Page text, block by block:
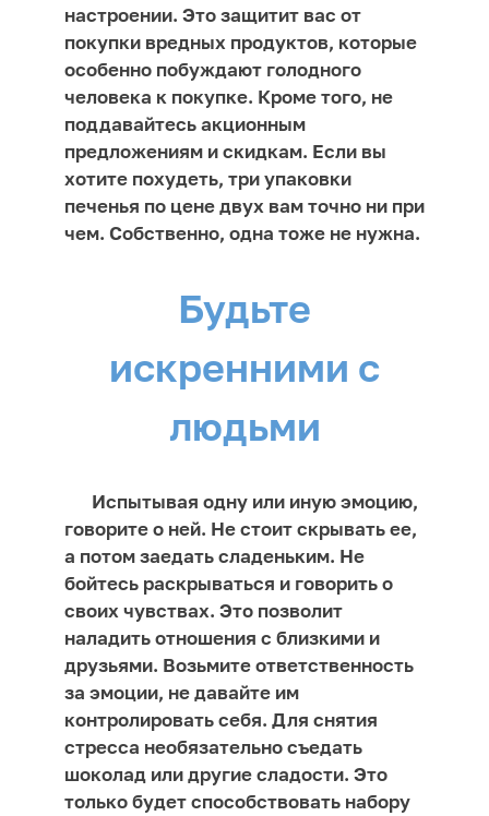
настроении. Это защитит вас от
покупки вредных продуктов, которые
особенно побуждают голодного
человека к покупке. Кроме того, не
поддавайтесь акционным
предложениям и скидкам. Если вы
хотите похудеть, три упаковки
печенья по цене двух вам точно ни при
чем. Собственно, одна тоже не нужна.
Будьте
искренними с
людьми
Испытывая одну или иную эмоцию,
говорите о ней. Не стоит скрывать ее,
а потом заедать сладеньким. Не
бойтесь раскрываться и говорить о
своих чувствах. Это позволит
наладить отношения с близкими и
друзьями. Возьмите ответственность
за эмоции, не давайте им
контролировать себя. Для снятия
стресса необязательно съедать
шоколад или другие сладости. Это
только будет способствовать набору